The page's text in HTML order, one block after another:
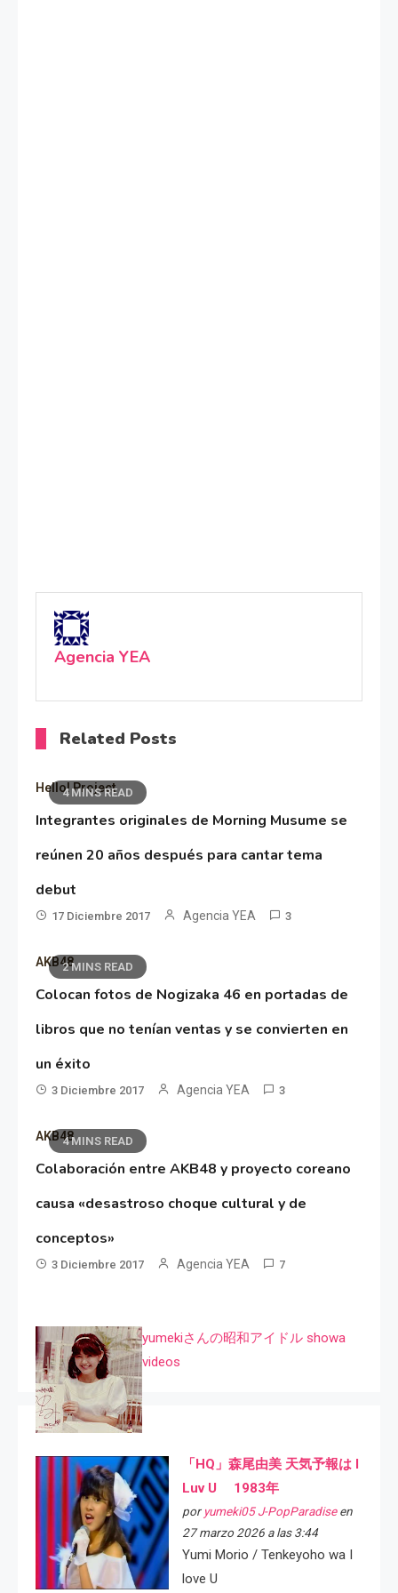
Agencia YEA
Related Posts
4 MINS READ
Hello! Project
Integrantes originales de Morning Musume se
reúnen 20 años después para cantar tema
debut
17 Diciembre 2017 Agencia YEA 3
2 MINS READ
AKB48
Colocan fotos de Nogizaka 46 en portadas de
libros que no tenían ventas y se convierten en
un éxito
3 Diciembre 2017 Agencia YEA 3
4 MINS READ
AKB48
Colaboración entre AKB48 y proyecto coreano
causa «desastroso choque cultural y de
conceptos»
3 Diciembre 2017 Agencia YEA 7
yumekiさんの昭和アイドル showa
videos
「HQ」森尾由美 天気予報は I
Luv U 1983年
por yumeki05 J-PopParadiseen
27 marzo 2026 a las 3:44
Yumi Morio / Tenkeyoho wa I
love U